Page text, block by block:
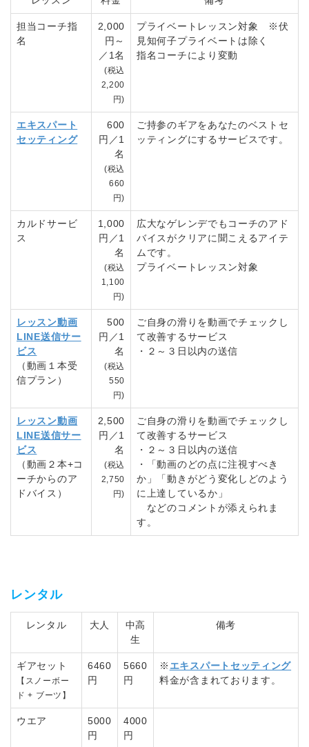
担当コーチ指
名
2,000
円～
／1名
(税込
2,200
円)
プライベートレッスン対象 ※伏
見知何子プライベートは除く
指名コーチにより変動
エキスパート
セッティング
600
円／1
名
(税込
660
円)
ご持参のギアをあなたのベストセ
ッティングにするサービスです。
カルドサービ
ス
1,000
円／1
名
(税込
1,100
円)
広大なゲレンデでもコーチのアド
バイスがクリアに聞こえるアイテ
ムです。
プライベートレッスン対象
レッスン動画
LINE送信サー
ビス
（動画１本受
信プラン）
500
円／1
名
(税込
550
円)
ご自身の滑りを動画でチェックし
て改善するサービス
・２～３日以内の送信
レッスン動画
LINE送信サー
ビス
（動画２本+コ
ーチからのア
ドバイス）
2,500
円／1
名
(税込
2,750
円)
ご自身の滑りを動画でチェックし
て改善するサービス
・２～３日以内の送信
・「動画のどの点に注視すべき
か」「動きがどう変化しどのよう
に上達しているか」
などのコメントが添えられま
す。
レンタル
レンタル 大人
中高
生
備考
ギアセット
【スノーボー
ド + ブーツ】
6460
円
5660
円
※ エキスパートセッティング
料金が含まれております。
ウエア
5000
円
4000
円